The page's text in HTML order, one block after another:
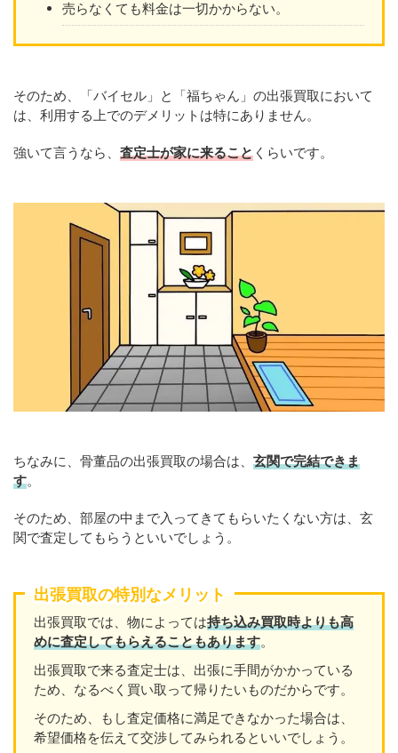
売らなくても料金は一切かからない。
そのため、「バイセル」と「福ちゃん」の出張買取において
は、利用する上でのデメリットは特にありません。
強いて言うなら、 査定士が家に来ること くらいです。
ちなみに、骨董品の出張買取の場合は、 玄関で完結できま
す。
そのため、部屋の中まで入ってきてもらいたくない方は、玄
関で査定してもらうといいでしょう。
出張買取の特別なメリット
出張買取では、物によっては持ち込み買取時よりも高
めに査定してもらえることもあります。
出張買取で来る査定士は、出張に手間がかかっている
ため、なるべく買い取って帰りたいものだからです。
そのため、もし査定価格に満足できなかった場合は、
希望価格を伝えて交渉してみられるといいでしょう。